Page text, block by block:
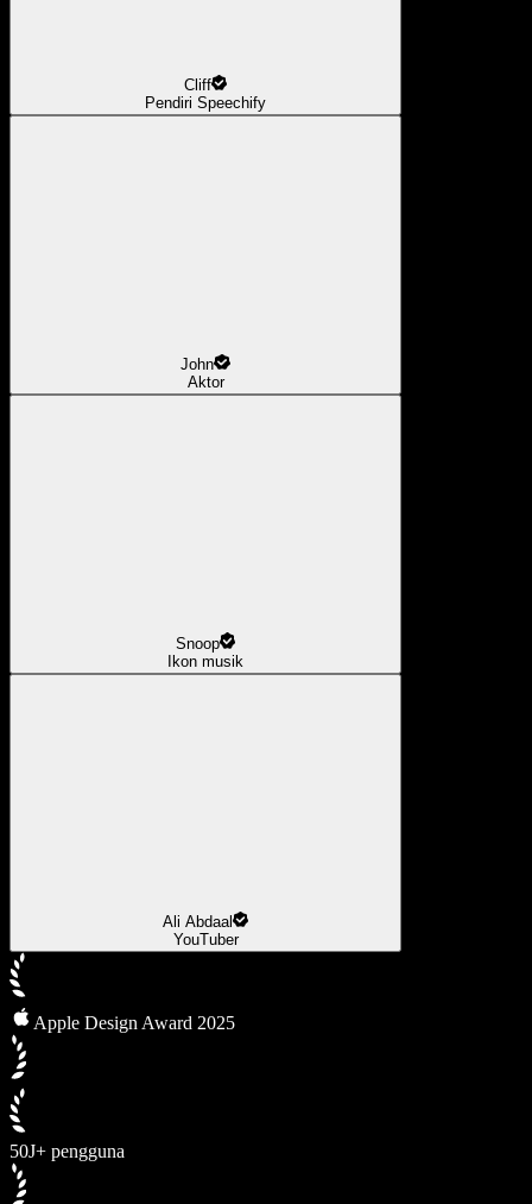
Cliff
Pendiri Speechify
John
Aktor
Snoop
Ikon musik
Ali Abdaal
YouTuber
Apple Design Award 2025
50J+ pengguna